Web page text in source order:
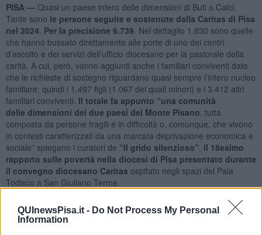
QUInewsPisa.it - Do Not Process My Personal
Information
PISA — Quasi un paese intero delle dimensioni di Buti o Calci.
Tante sono le persone seguite e sostenute dalla Caritas di Pisa
nel 2024 Per la precisione 6.739 . Nel dettaglio 1.830 sono quelle
che hanno bussato direttamente alle porte di uno dei centri
d’ascolto e dei servizi dell’ufficio diocesano per la pastorale della
carità. A cui, però, vanno aggiunti anche i familiari conviventi dato
che le richieste di sostegno riguardano quasi sempre l’intero nucleo
familiare: quindi i 1.497 figli (1.067 dei quali minori) e i 3.412 altri
familiari conviventi. Il totale fa appunto “una comunità
delle dimensioni dei due paesi del Monte Pisano , tutta
composta da persone fragili e in difficoltà o, comunque, che vivono
in contesti caratterizzati da una marcata deprivazione economica e
sociale” spiegano i curatori de “Il grido silenzioso” il 18esimo
rapporto sulle povertà nella diocesi di Pisa presentato durante
il convegno diocesano Caritas ospitato negli spazi del Pala
Todisco a San Giuliano Terme.
Un dato imponente ma anche in lieve calo rispetto al 2023 dato che
le persone incontrate sono diminuite del 6,9% anche se è
prematuro trarre conclusioni